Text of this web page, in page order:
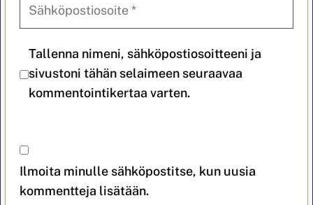
Tallenna nimeni, sähköpostiosoitteeni ja
sivustoni tähän selaimeen seuraavaa
kommentointikertaa varten.
Ilmoita minulle sähköpostitse, kun uusia
kommentteja lisätään.